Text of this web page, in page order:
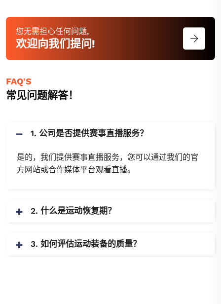
您无需担心任何问题,
欢迎向我们提问!
FAQ'S
常见问题解答！
1. 公司是否提供赛事直播服务？
是的，我们提供赛事直播服务，您可以通过我们的官
方网站或合作媒体平台观看直播。
2. 什么是运动恢复期？
3. 如何评估运动装备的质量？